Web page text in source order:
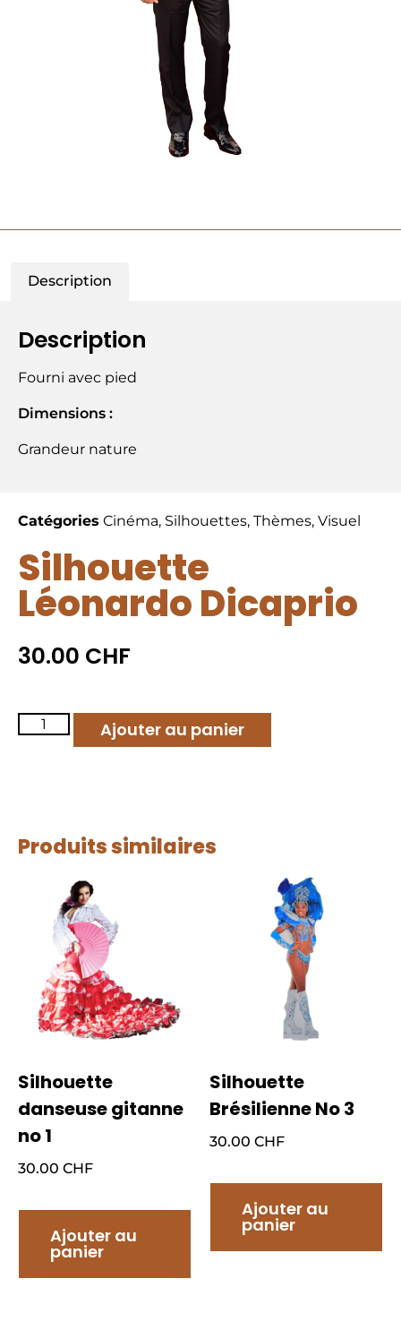
Description
Description
Fourni avec pied
Dimensions :
Grandeur nature
Catégories Cinéma, Silhouettes, Thèmes, Visuel
Silhouette
Léonardo Dicaprio
30.00 CHF
Ajouter au panier
Produits similaires
Silhouette
danseuse gitanne
no 1
30.00 CHF
Ajouter au
panier
Silhouette
Brésilienne No 3
30.00 CHF
Ajouter au
panier